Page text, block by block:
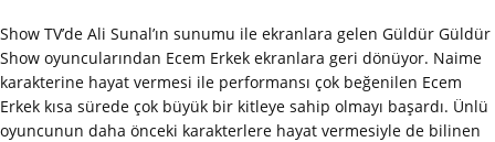
Show TV’de Ali Sunal’ın sunumu ile ekranlara gelen Güldür Güldür
Show oyuncularından Ecem Erkek ekranlara geri dönüyor. Naime
karakterine hayat vermesi ile performansı çok beğenilen Ecem
Erkek kısa sürede çok büyük bir kitleye sahip olmayı başardı. Ünlü
oyuncunun daha önceki karakterlere hayat vermesiyle de bilinen